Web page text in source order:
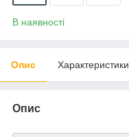
В наявності
Опис Характеристики
Опис